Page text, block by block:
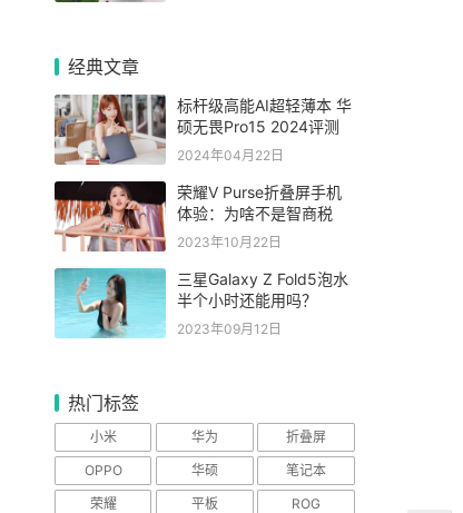
经典文章
标杆级高能AI超轻薄本 华
硕无畏Pro15 2024评测
2024年04月22日
荣耀V Purse折叠屏手机
体验：为啥不是智商税
2023年10月22日
三星Galaxy Z Fold5泡水
半个小时还能用吗？
2023年09月12日
热门标签
小米 华为
折叠屏
OPPO
华硕
笔记本
荣耀
平板
ROG